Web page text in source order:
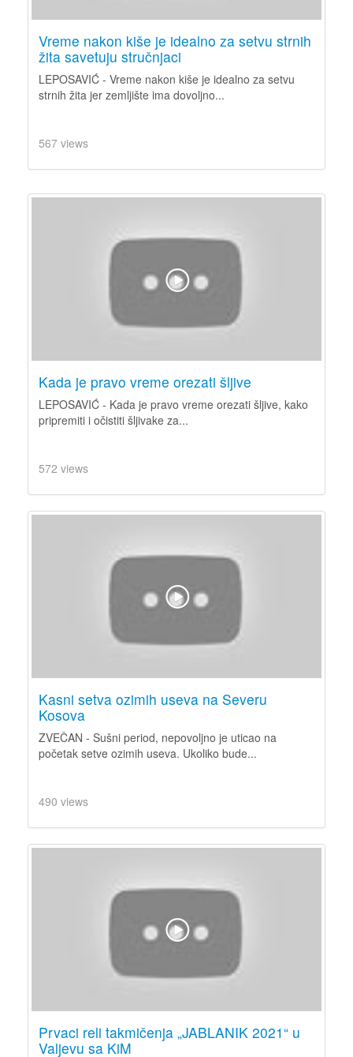
Vreme nakon kiše je idealno za setvu strnih
žita savetuju stručnjaci
LEPOSAVIĆ - Vreme nakon kiše je idealno za setvu
strnih žita jer zemljište ima dovoljno...
567 views
Kada je pravo vreme orezati šljive
LEPOSAVIĆ - Kada je pravo vreme orezati šljive, kako
pripremiti i očistiti šljivake za...
572 views
Kasni setva ozimih useva na Severu
Kosova
ZVEČAN - Sušni period, nepovoljno je uticao na
početak setve ozimih useva. Ukoliko bude...
490 views
Prvaci reli takmičenja „JABLANIK 2021“ u
Valjevu sa KiM